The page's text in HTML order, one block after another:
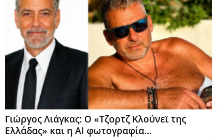
Γιώργος Λιάγκας: Ο «Τζορτζ Κλούνεϊ της
Ελλάδας» και η AI φωτογραφία...